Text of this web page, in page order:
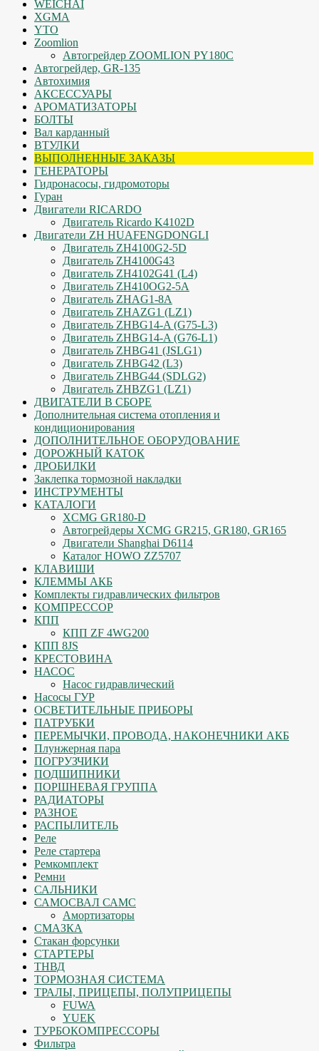
WEICHAI
XGMA
YTO
Zoomlion
Автогрейдер ZOOMLION PY180C
Автогрейдер, GR-135
Автохимия
АКСЕССУАРЫ
АРОМАТИЗАТОРЫ
БОЛТЫ
Вал карданный
ВТУЛКИ
ВЫПОЛНЕННЫЕ ЗАКАЗЫ
ГЕНЕРАТОРЫ
Гидронасосы, гидромоторы
Гуран
Двигатели RICARDO
Двигатель Ricardo K4102D
Двигатели ZH HUAFENGDONGLI
Двигатель ZH4100G2-5D
Двигатель ZH4100G43
Двигатель ZH4102G41 (L4)
Двигатель ZH410OG2-5A
Двигатель ZHAG1-8A
Двигатель ZHAZG1 (LZ1)
Двигатель ZHBG14-A (G75-L3)
Двигатель ZHBG14-A (G76-L1)
Двигатель ZHBG41 (JSLG1)
Двигатель ZHBG42 (L3)
Двигатель ZHBG44 (SDLG2)
Двигатель ZHBZG1 (LZ1)
ДВИГАТЕЛИ В СБОРЕ
Дополнительная система отопления и
кондиционирования
ДОПОЛНИТЕЛЬНОЕ ОБОРУДОВАНИЕ
ДОРОЖНЫЙ КАТОК
ДРОБИЛКИ
Заклепка тормозной накладки
ИНСТРУМЕНТЫ
КАТАЛОГИ
XCMG GR180-D
Автогрейдеры XCMG GR215, GR180, GR165
Двигатели Shanghai D6114
Каталог HOWO ZZ5707
КЛАВИШИ
КЛЕММЫ АКБ
Комплекты гидравлических фильтров
КОМПРЕССОР
КПП
КПП ZF 4WG200
КПП 8JS
КРЕСТОВИНА
НАСОС
Насос гидравлический
Насосы ГУР
ОСВЕТИТЕЛЬНЫЕ ПРИБОРЫ
ПАТРУБКИ
ПЕРЕМЫЧКИ, ПРОВОДА, НАКОНЕЧНИКИ АКБ
Плунжерная пара
ПОГРУЗЧИКИ
ПОДШИПНИКИ
ПОРШНЕВАЯ ГРУППА
РАДИАТОРЫ
РАЗНОЕ
РАСПЫЛИТЕЛЬ
Реле
Реле стартера
Ремкомплект
Ремни
САЛЬНИКИ
САМОСВАЛ САМС
Амортизаторы
СМАЗКА
Стакан форсунки
СТАРТЕРЫ
ТНВД
ТОРМОЗНАЯ СИСТЕМА
ТРАЛЫ, ПРИЦЕПЫ, ПОЛУПРИЦЕПЫ
FUWA
YUEK
ТУРБОКОМПРЕССОРЫ
Фильтра